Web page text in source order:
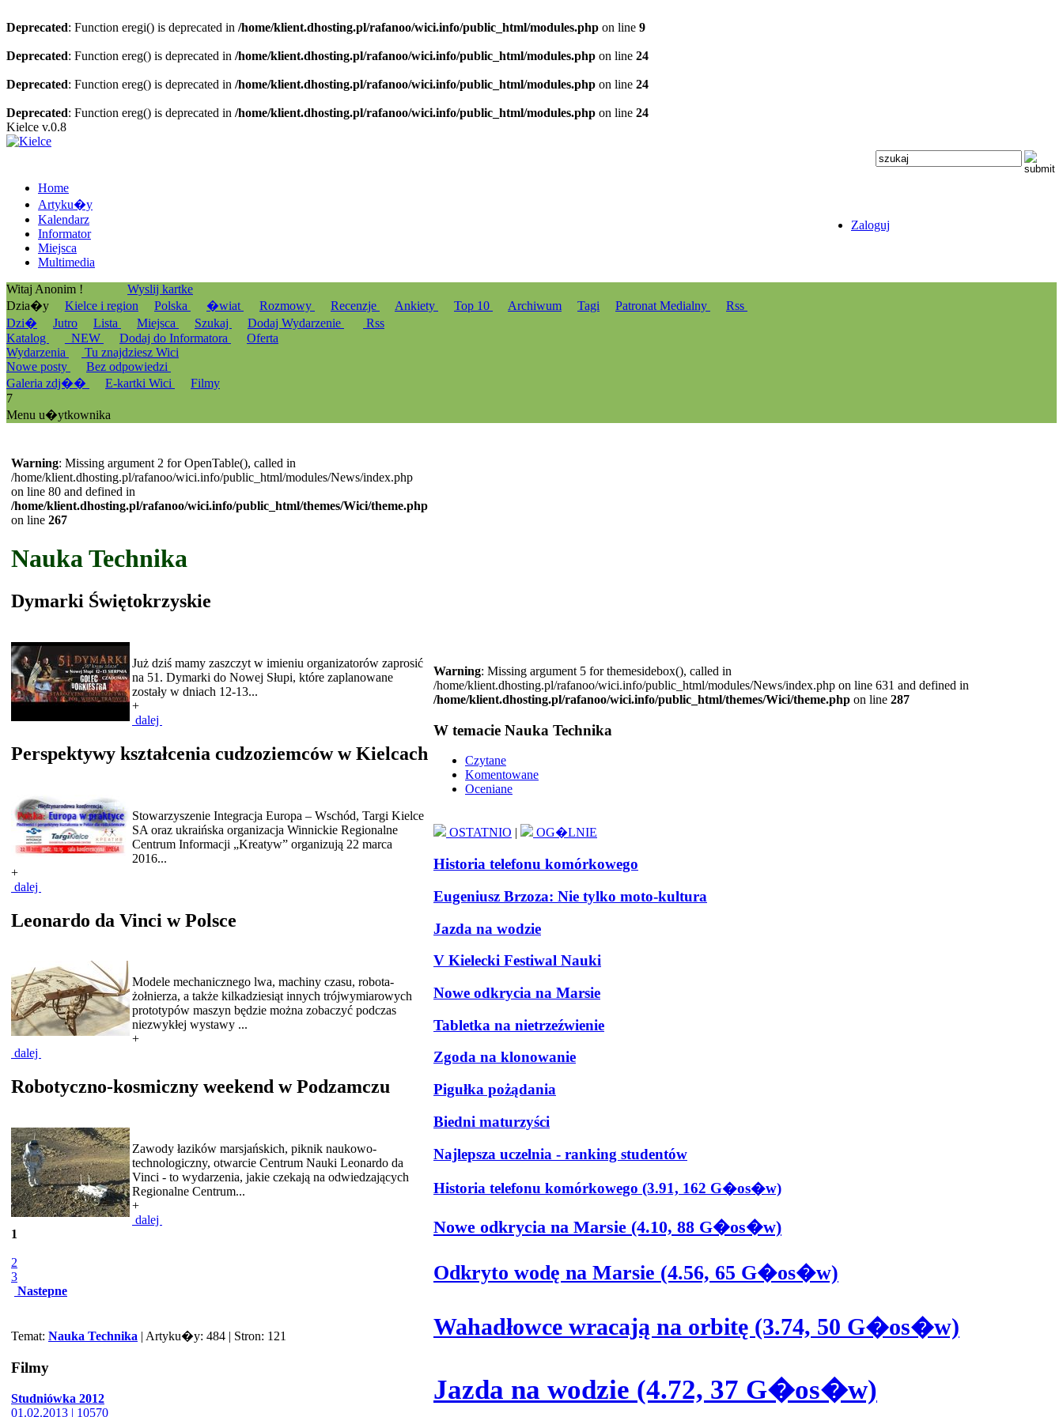
Deprecated: Function eregi() is deprecated in /home/klient.dhosting.pl/rafanoo/wici.info/public_html/modules.php on line 9
Deprecated: Function ereg() is deprecated in /home/klient.dhosting.pl/rafanoo/wici.info/public_html/modules.php on line 24
Deprecated: Function ereg() is deprecated in /home/klient.dhosting.pl/rafanoo/wici.info/public_html/modules.php on line 24
Deprecated: Function ereg() is deprecated in /home/klient.dhosting.pl/rafanoo/wici.info/public_html/modules.php on line 24
Kielce v.0.8
Home
Artyku�y
Kalendarz
Informator
Miejsca
Multimedia
Zaloguj
Witaj Anonim !
Wyslij kartke
Dzia�y
Kielce i region Polska �wiat Rozmowy Recenzje Ankiety Top 10 Archiwum Tagi Patronat Medialny
Rss
Dzi�
Jutro Lista Miejsca Szukaj Dodaj Wydarzenie
Rss
Katalog
_NEW Dodaj do Informatora
Oferta
Wydarzenia
Tu znajdziesz Wici
Nowe posty
Bez odpowiedzi
Galeria zdj��
E-kartki Wici
Filmy
7
Menu u�ytkownika
Warning: Missing argument 2 for OpenTable(), called in
/home/klient.dhosting.pl/rafanoo/wici.info/public_html/modules/News/index.php
on line 80 and defined in
/home/klient.dhosting.pl/rafanoo/wici.info/public_html/themes/Wici/theme.php
on line 267
Nauka Technika
Dymarki Świętokrzyskie
Już dziś mamy zaszczyt w imieniu organizatorów zaprosić
na 51. Dymarki do Nowej Słupi, które zaplanowane
zostały w dniach 12-13...
+
dalej
Perspektywy kształcenia cudzoziemców w Kielcach
Stowarzyszenie Integracja Europa – Wschód, Targi Kielce
SA oraz ukraińska organizacja Winnickie Regionalne
Centrum Informacji „Kreatyw” organizują 22 marca
2016...
+
dalej
Leonardo da Vinci w Polsce
Modele mechanicznego lwa, machiny czasu, robota-
żołnierza, a także kilkadziesiąt innych trójwymiarowych
prototypów maszyn będzie można zobaczyć podczas
niezwykłej wystawy ...
+
dalej
Robotyczno-kosmiczny weekend w Podzamczu
Zawody łazików marsjańskich, piknik naukowo-
technologiczny, otwarcie Centrum Nauki Leonardo da
Vinci - to wydarzenia, jakie czekają na odwiedzających
Regionalne Centrum...
+
dalej
1
2
3
Nastepne
Temat: Nauka Technika | Artyku�y: 484 | Stron: 121
Filmy
Studniówka 2012
01.02.2013 | 10570
Warning: Missing argument 5 for themesidebox(), called in
/home/klient.dhosting.pl/rafanoo/wici.info/public_html/modules/News/index.php on line 631 and defined in
/home/klient.dhosting.pl/rafanoo/wici.info/public_html/themes/Wici/theme.php on line 287
W temacie Nauka Technika
Czytane
Komentowane
Oceniane
OSTATNIO | OG�LNIE
Historia telefonu komórkowego
Eugeniusz Brzoza: Nie tylko moto-kultura
Jazda na wodzie
V Kielecki Festiwal Nauki
Nowe odkrycia na Marsie
Tabletka na nietrzeźwienie
Zgoda na klonowanie
Pigułka pożądania
Biedni maturzyści
Najlepsza uczelnia - ranking studentów
Historia telefonu komórkowego (3.91, 162 G�os�w)
Nowe odkrycia na Marsie (4.10, 88 G�os�w)
Odkryto wodę na Marsie (4.56, 65 G�os�w)
Wahadłowce wracają na orbitę (3.74, 50 G�os�w)
Jazda na wodzie (4.72, 37 G�os�w)